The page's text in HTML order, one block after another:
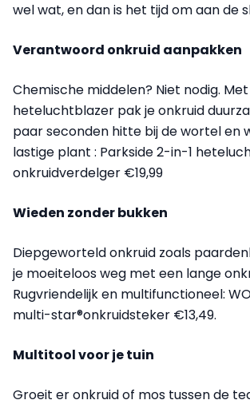
wel wat, en dan is het tijd om aan de
Verantwoord onkruid aanpakken
Chemische middelen? Niet nodig.
heteluchtblazer pak je onkruid
paar seconden hitte bij de wortel en
lastige plant : Parkside 2-in-1
onkruidverdelger €19,99
Wieden zonder bukken
Diepgeworteld onkruid zoals
je moeiteloos weg met een lange
Rugvriendelijk en multifunctioneel:
multi-star®onkruidsteker €13,49.
Multitool voor je tuin
Groeit er onkruid of mos tussen de